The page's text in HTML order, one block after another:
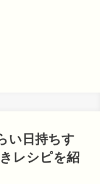
い日持ちす
レシピを紹